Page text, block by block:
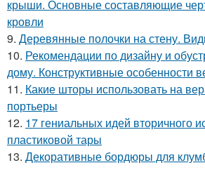
крыши. Основные составляющие
кровли
9. Деревянные полочки на стену.
10. Рекомендации по дизайну и
дому. Конструктивные особенности
11. Какие шторы использовать на
портьеры
12. 17 гениальных идей вторичного
пластиковой тары
13. Декоративные бордюры для